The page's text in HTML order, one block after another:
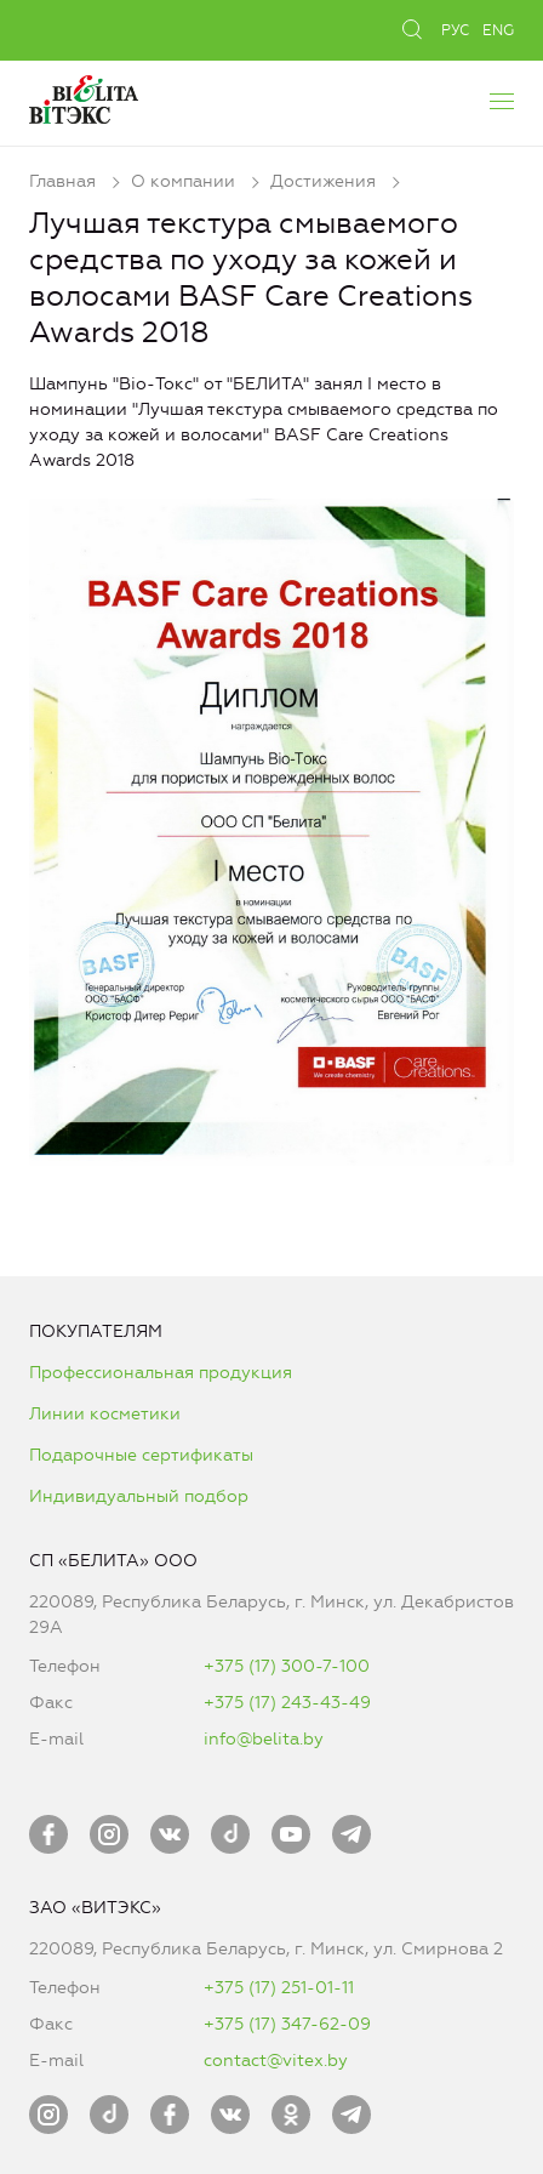
РУС ENG
Главная О компании Достижения
Лучшая текстура смываемого
средства по уходу за кожей и
волосами BASF Care Creations
Awards 2018
Шампунь "Bio-Токс" от "БЕЛИТА" занял I место в
номинации "Лучшая текстура смываемого средства по
уходу за кожей и волосами" BASF Care Creations
Awards 2018
ПОКУПАТЕЛЯМ
Профессиональная продукция
Линии косметики
Подарочные сертификаты
Индивидуальный подбор
СП «БЕЛИТА» ООО
220089, Республика Беларусь, г. Минск, ул. Декабристов
29А
Телефон
+375 (17) 300-7-100
Факс
+375 (17) 243-43-49
E-mail
info@belita.by
ЗАО «ВИТЭКС»
220089, Республика Беларусь, г. Минск, ул. Смирнова 2
Телефон
+375 (17) 251-01-11
Факс
+375 (17) 347-62-09
E-mail
contact@vitex.by